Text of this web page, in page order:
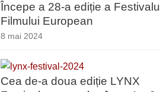
Începe a 28-a ediție a Festivalul
Filmului European
8 mai 2024
Cea de-a doua ediție LYNX